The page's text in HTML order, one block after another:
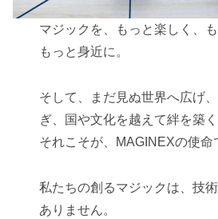
マジックを、もっと楽しく、も
もっと身近に。
そして、まだ見ぬ世界へ広げ
ぎ、国や文化を越えて絆を築く
それこそが、MAGINEXの使命
私たちの創るマジックは、技
ありません。